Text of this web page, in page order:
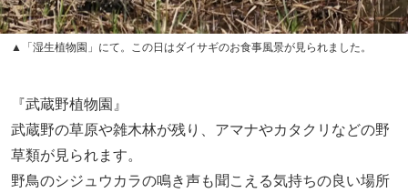
▲「湿生植物園」にて。この日はダイサギのお食事風景が見られました。
『武蔵野植物園』
武蔵野の草原や雑木林が残り、アマナやカタクリなどの野
草類が見られます。
野鳥のシジュウカラの鳴き声も聞こえる気持ちの良い場所